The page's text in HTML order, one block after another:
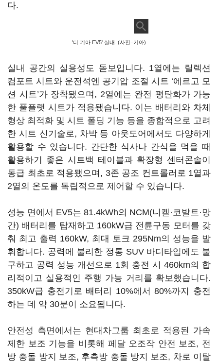
다.
'더 기아 EV5' 실내. (사진=기아)
실내 공간의 실용성도 돋보입니다. 1열에는 릴렉션
컴포트 시트와 운전석엔 공기압 조절 시트 ‘에르고 모
션 시트’가 장착됐으며, 2열에는 완전 평탄화가 가능
한 풀플랫 시트가 적용됐습니다. 이는 배터리와 차체
형상 최적화 및 시트 폴딩 기능 등을 종합적으로 고려
한 시트 신기술로, 차박 등 아웃도어에서도 다양하게
활용할 수 있습니다. 간단한 식사나 간식을 먹을 때
활용하기 좋은 시트백 테이블과 확장형 센터콘솔이
동급 최초로 적용됐으며, 3존 공조 컨트롤러로 1열과
2열의 온도를 독립적으로 제어할 수 있습니다.
성능 면에서 EV5는 81.4kWh의 NCM(니켈·코발트·망
간) 배터리를 탑재하고 160kW급 전륜구동 모터를 갖
춰 최고 출력 160kW, 최대 토크 295Nm의 성능을 발
휘합니다. 공력에 불리한 정통 SUV 바디타입에도 불
구하고 공력 성능 개선으로 1회 충전 시 460km의 합
리적이고 실용적인 주행 가능 거리를 확보했습니다.
350kW급 충전기로 배터리 10%에서 80%까지 충전
하는 데 약 30분이 소요됩니다.
안전성 측면에서는 현대차그룹 최초로 적용된 가속
제한 보조 기능을 비롯해 페달 오조작 안전 보조, 전
방 충돌 방지 보조, 후측방 충돌 방지 보조, 차로 이탈